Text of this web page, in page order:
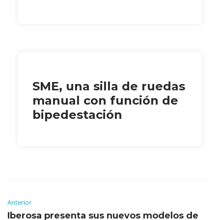
SME, una silla de ruedas
manual con función de
bipedestación
Anterior
Iberosa presenta sus nuevos modelos de